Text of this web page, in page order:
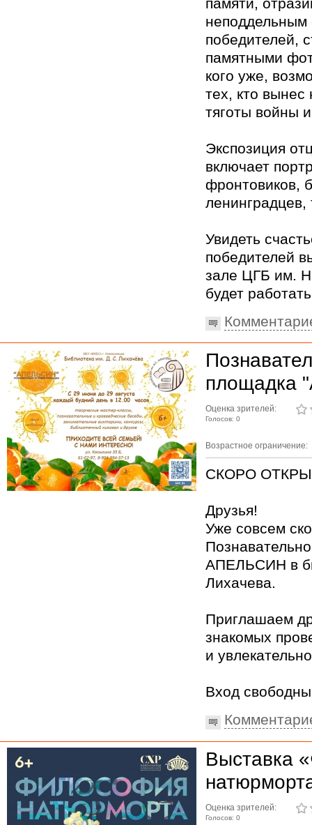
памяти,
неподдельным
победителей,
памятными
кого уже,
тех, кто вынес
тяготы войны
Экспозиция
включает
фронтовиков,
Увидеть
победителей
зале ЦГБ им.
будет
площадка
Оценка зрителей:
Голосов: 0
Возрастное ограничение:
СКОРО
Друзья!
Уже совсем
АПЕЛЬСИН в
Лихачева.
Приглашаем
знакомых
и
Вход
Выставка
Оценка зрителей:
Голосов: 0